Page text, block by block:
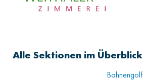
Alle Sektionen im Überblick
Bahnengolf